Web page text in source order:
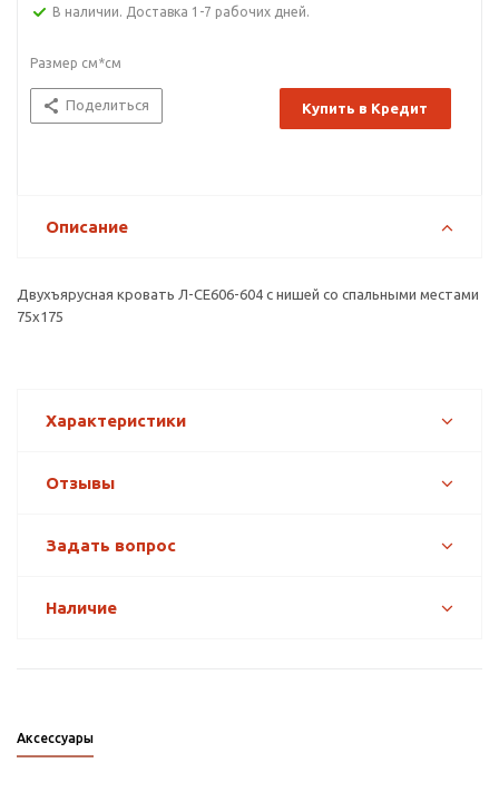
В наличии. Доставка 1-7 рабочих дней.
Размер см*см
Поделиться Купить в Кредит
Описание
Двухъярусная кровать Л-CE606-604 с нишей со спальными местами
75х175
Характеристики
Отзывы
Задать вопрос
Наличие
Аксессуары